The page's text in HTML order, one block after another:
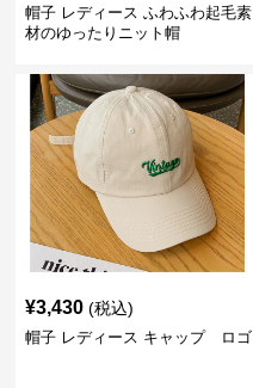
帽子 レディース ふわふわ起毛素
材のゆったりニット帽
¥3,430 (税込)
帽子 レディース キャップ ロゴ